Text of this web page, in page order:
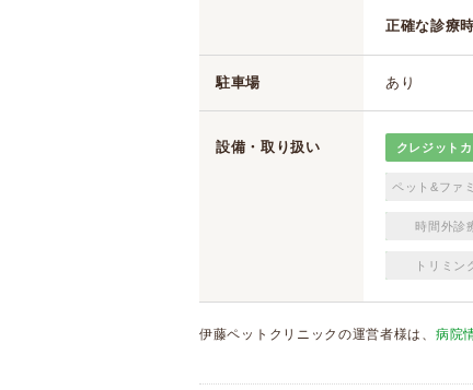
正確な診療
駐車場 あり
設備・取り扱い クレジット
ペット&ファ
時間外診
トリミン
伊藤ペットクリニックの運営者様は、 病院